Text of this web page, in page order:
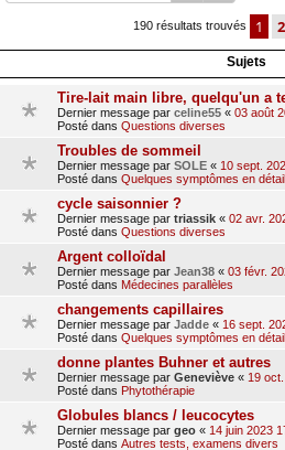
190 résultats trouvés 1 2
Sujets
Tire-lait main libre, quelqu'un a
Dernier message par celine55 « 03 août
Posté dans Questions diverses
Troubles de sommeil
Dernier message par SOLE « 10 sept.
Posté dans Quelques symptômes en détail
cycle saisonnier ?
Dernier message par triassik « 02 avr.
Posté dans Questions diverses
Argent colloïdal
Dernier message par Jean38 « 03 févr.
Posté dans Médecines parallèles
changements capillaires
Dernier message par Jadde « 16 sept.
Posté dans Quelques symptômes en détail
donne plantes Buhner et autres
Dernier message par Geneviève « 19
Posté dans Phytothérapie
Globules blancs / leucocytes
Dernier message par geo « 14 juin 2023
Posté dans Autres tests, examens divers